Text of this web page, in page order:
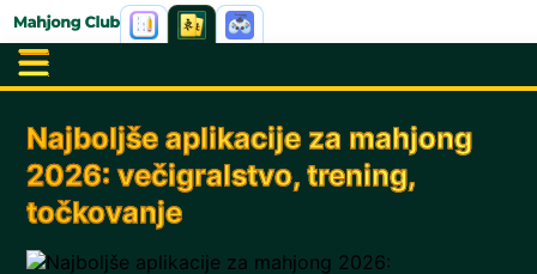
Najboljše aplikacije za mahjong
2026: večigralstvo, trening,
točkovanje